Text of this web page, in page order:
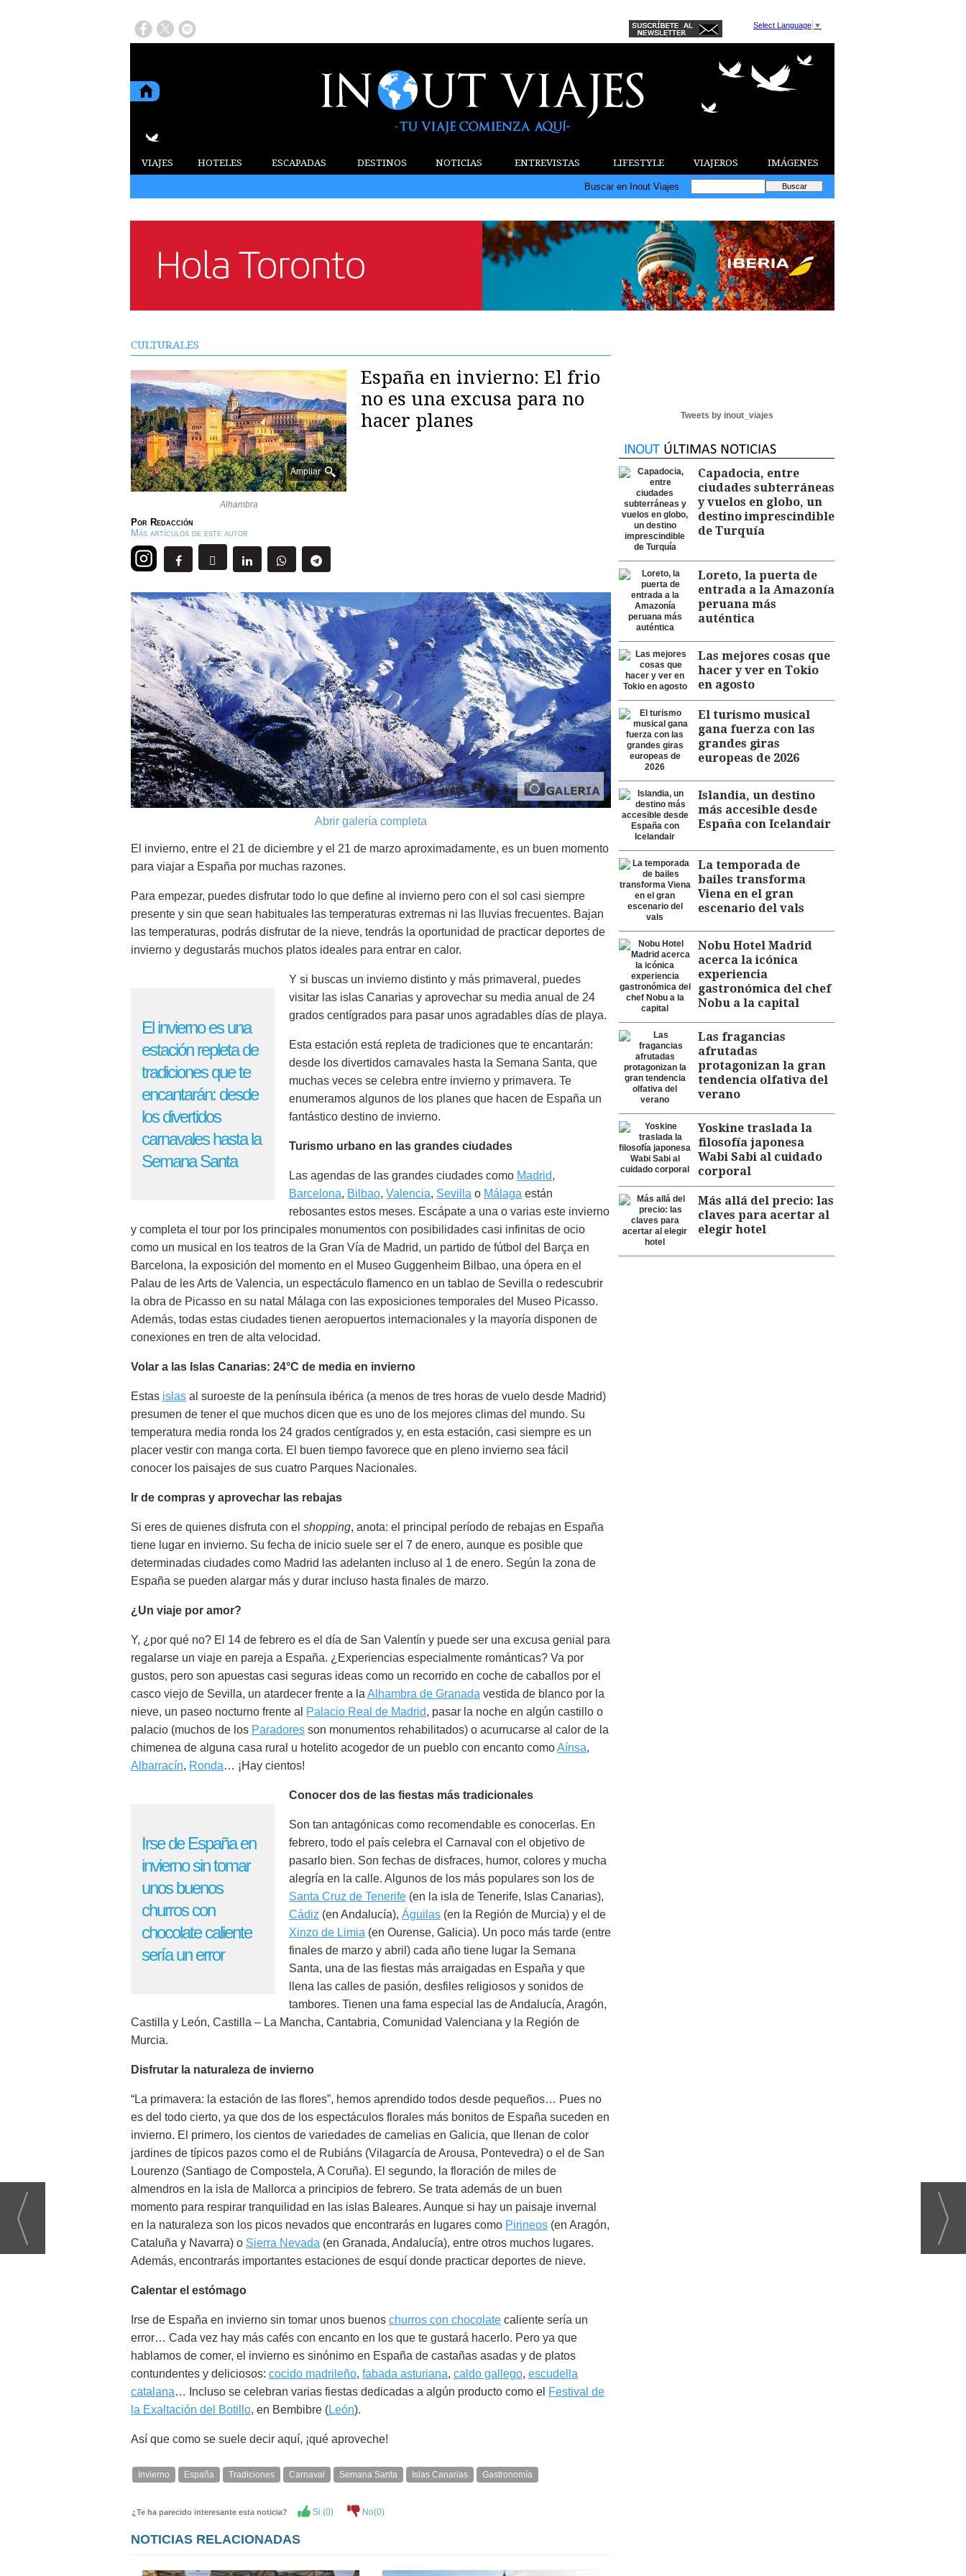
Select Language ▼
VIAJES HOTELES ESCAPADAS DESTINOS NOTICIAS ENTREVISTAS LIFESTYLE VIAJEROS IMÁGENES
Buscar en Inout Viajes
CULTURALES
Ampliar
Alhambra
España en invierno: El frio
no es una excusa para no
hacer planes
Por Redacción
Más artículos de este autor
Abrir galería completa
El invierno, entre el 21 de diciembre y el 21 de marzo aproximadamente, es un buen momento
para viajar a España por muchas razones.
Para empezar, puedes disfrutar todo lo que define al invierno pero con el sol casi siempre
presente y sin que sean habituales las temperaturas extremas ni las lluvias frecuentes. Bajan
las temperaturas, podrás disfrutar de la nieve, tendrás la oportunidad de practicar deportes de
invierno y degustarás muchos platos ideales para entrar en calor.
El invierno es una
estación repleta de
tradiciones que te
encantarán: desde
los divertidos
carnavales hasta la
Semana Santa
Y si buscas un invierno distinto y más primaveral, puedes
visitar las islas Canarias y aprovechar su media anual de 24
grados centígrados para pasar unos agradables días de playa.
Esta estación está repleta de tradiciones que te encantarán:
desde los divertidos carnavales hasta la Semana Santa, que
muchas veces se celebra entre invierno y primavera. Te
enumeramos algunos de los planes que hacen de España un
fantástico destino de invierno.
Turismo urbano en las grandes ciudades
Las agendas de las grandes ciudades como Madrid,
Barcelona, Bilbao, Valencia, Sevilla o Málaga están
rebosantes estos meses. Escápate a una o varias este invierno
y completa el tour por los principales monumentos con posibilidades casi infinitas de ocio
como un musical en los teatros de la Gran Vía de Madrid, un partido de fútbol del Barça en
Barcelona, la exposición del momento en el Museo Guggenheim Bilbao, una ópera en el
Palau de les Arts de Valencia, un espectáculo flamenco en un tablao de Sevilla o redescubrir
la obra de Picasso en su natal Málaga con las exposiciones temporales del Museo Picasso.
Además, todas estas ciudades tienen aeropuertos internacionales y la mayoría disponen de
conexiones en tren de alta velocidad.
Volar a las Islas Canarias: 24°C de media en invierno
Estas islas al suroeste de la península ibérica (a menos de tres horas de vuelo desde Madrid)
presumen de tener el que muchos dicen que es uno de los mejores climas del mundo. Su
temperatura media ronda los 24 grados centígrados y, en esta estación, casi siempre es un
placer vestir con manga corta. El buen tiempo favorece que en pleno invierno sea fácil
conocer los paisajes de sus cuatro Parques Nacionales.
Ir de compras y aprovechar las rebajas
Si eres de quienes disfruta con el shopping, anota: el principal período de rebajas en España
tiene lugar en invierno. Su fecha de inicio suele ser el 7 de enero, aunque es posible que
determinadas ciudades como Madrid las adelanten incluso al 1 de enero. Según la zona de
España se pueden alargar más y durar incluso hasta finales de marzo.
¿Un viaje por amor?
Y, ¿por qué no? El 14 de febrero es el día de San Valentín y puede ser una excusa genial para
regalarse un viaje en pareja a España. ¿Experiencias especialmente románticas? Va por
gustos, pero son apuestas casi seguras ideas como un recorrido en coche de caballos por el
casco viejo de Sevilla, un atardecer frente a la Alhambra de Granada vestida de blanco por la
nieve, un paseo nocturno frente al
Palacio Real de Madrid, pasar la noche en algún castillo o
palacio (muchos de los Paradores son monumentos rehabilitados) o acurrucarse al calor de la
chimenea de alguna casa rural u hotelito acogedor de un pueblo con encanto comoAínsa,
Albarracín, Ronda… ¡Hay cientos!
Irse de España en
invierno sin tomar
unos buenos
churros con
chocolate caliente
sería un error
Conocer dos de las fiestas más tradicionales
Son tan antagónicas como recomendable es conocerlas. En
febrero, todo el país celebra el Carnaval con el objetivo de
pasarlo bien. Son fechas de disfraces, humor, colores y mucha
alegría en la calle. Algunos de los más populares son los de
Santa Cruz de Tenerife (en la isla de Tenerife, Islas Canarias),
Cádiz (en Andalucía), Águilas (en la Región de Murcia) y el de
Xinzo de Limia (en Ourense, Galicia). Un poco más tarde (entre
finales de marzo y abril) cada año tiene lugar la Semana
Santa, una de las fiestas más arraigadas en España y que
llena las calles de pasión, desfiles religiosos y sonidos de
tambores. Tienen una fama especial las de Andalucía, Aragón,
Castilla y León, Castilla – La Mancha, Cantabria, Comunidad Valenciana y la Región de
Murcia.
Disfrutar la naturaleza de invierno
“La primavera: la estación de las flores”, hemos aprendido todos desde pequeños… Pues no
es del todo cierto, ya que dos de los espectáculos florales más bonitos de España suceden en
invierno. El primero, los cientos de variedades de camelias en Galicia, que llenan de color
jardines de típicos pazos como el de Rubiáns (Vilagarcía de Arousa, Pontevedra) o el de San
Lourenzo (Santiago de Compostela, A Coruña). El segundo, la floración de miles de
almendros en la isla de Mallorca a principios de febrero. Se trata además de un buen
momento para respirar tranquilidad en las islas Baleares. Aunque si hay un paisaje invernal
en la naturaleza son los picos nevados que encontrarás en lugares como Pirineos (en Aragón,
Cataluña y Navarra) o Sierra Nevada (en Granada, Andalucía), entre otros muchos lugares.
Además, encontrarás importantes estaciones de esquí donde practicar deportes de nieve.
Calentar el estómago
Irse de España en invierno sin tomar unos buenos churros con chocolate caliente sería un
error… Cada vez hay más cafés con encanto en los que te gustará hacerlo. Pero ya que
hablamos de comer, el invierno es sinónimo en España de castañas asadas y de platos
contundentes y deliciosos: cocido madrileño, fabada asturiana, caldo gallego, escudella
catalana… Incluso se celebran varias fiestas dedicadas a algún producto como el Festival de
la Exaltación del Botillo, en Bembibre (León).
Así que como se suele decir aquí, ¡qué aproveche!
Invierno España Tradiciones Carnaval Semana Santa Islas Canarias Gastronomía
¿Te ha parecido interesante esta noticia? Si (0) No(0)
NOTICIAS RELACIONADAS
Tweets by inout_viajes
Capadocia, entre
ciudades subterráneas
y vuelos en globo, un
destino imprescindible
de Turquía
Loreto, la puerta de
entrada a la Amazonía
peruana más
auténtica
Las mejores cosas que
hacer y ver en Tokio
en agosto
El turismo musical
gana fuerza con las
grandes giras
europeas de 2026
Islandia, un destino
más accesible desde
España con Icelandair
La temporada de
bailes transforma
Viena en el gran
escenario del vals
Nobu Hotel Madrid
acerca la icónica
experiencia
gastronómica del chef
Nobu a la capital
Las fragancias
afrutadas
protagonizan la gran
tendencia olfativa del
verano
Yoskine traslada la
filosofía japonesa
Wabi Sabi al cuidado
corporal
Más allá del precio: las
claves para acertar al
elegir hotel